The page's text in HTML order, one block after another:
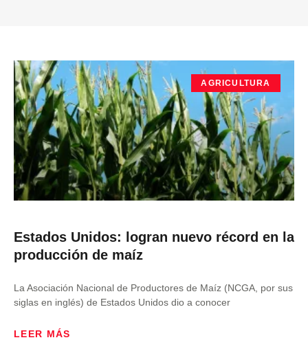
AGRICULTURA
Estados Unidos: logran nuevo récord en la
producción de maíz
La Asociación Nacional de Productores de Maíz (NCGA, por sus
siglas en inglés) de Estados Unidos dio a conocer
LEER MÁS